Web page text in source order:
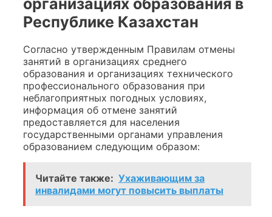
Республике Казахстан
Согласно утвержденным Правилам отмены
занятий в организациях среднего
образования и организациях технического
профессионального образования при
неблагоприятных погодных условиях,
информация об отмене занятий
предоставляется для населения
государственными органами управления
образованием следующим образом:
Читайте также: Ухаживающим за
инвалидами могут повысить выплаты